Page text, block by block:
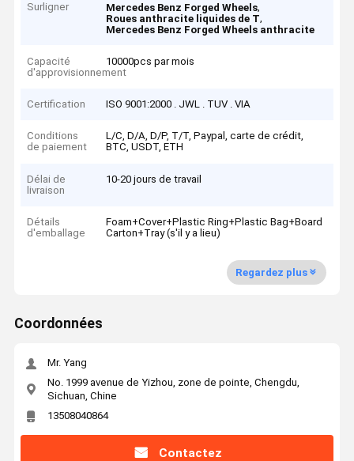
Surligner Mercedes Benz Forged Wheels,
Roues anthracite liquides de T,
Mercedes Benz Forged Wheels anthracite
Capacité
d'approvisionnement
10000pcs par mois
Certification ISO 9001:2000 . JWL . TUV . VIA
Conditions
de paiement
L/C, D/A, D/P, T/T, Paypal, carte de crédit,
BTC, USDT, ETH
Délai de
livraison
10-20 jours de travail
Détails
d'emballage
Foam+Cover+Plastic Ring+Plastic Bag+Board
Carton+Tray (s'il y a lieu)
Regardez plus
Coordonnées
Mr. Yang
No. 1999 avenue de Yizhou, zone de pointe, Chengdu,
Sichuan, Chine
13508040864
Contactez